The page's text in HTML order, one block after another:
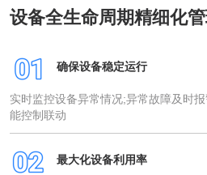
设备全生命周期精细化
确保设备稳定运行
实时监控设备异常情况;异常故障及时
能控制联动
最大化设备利用率